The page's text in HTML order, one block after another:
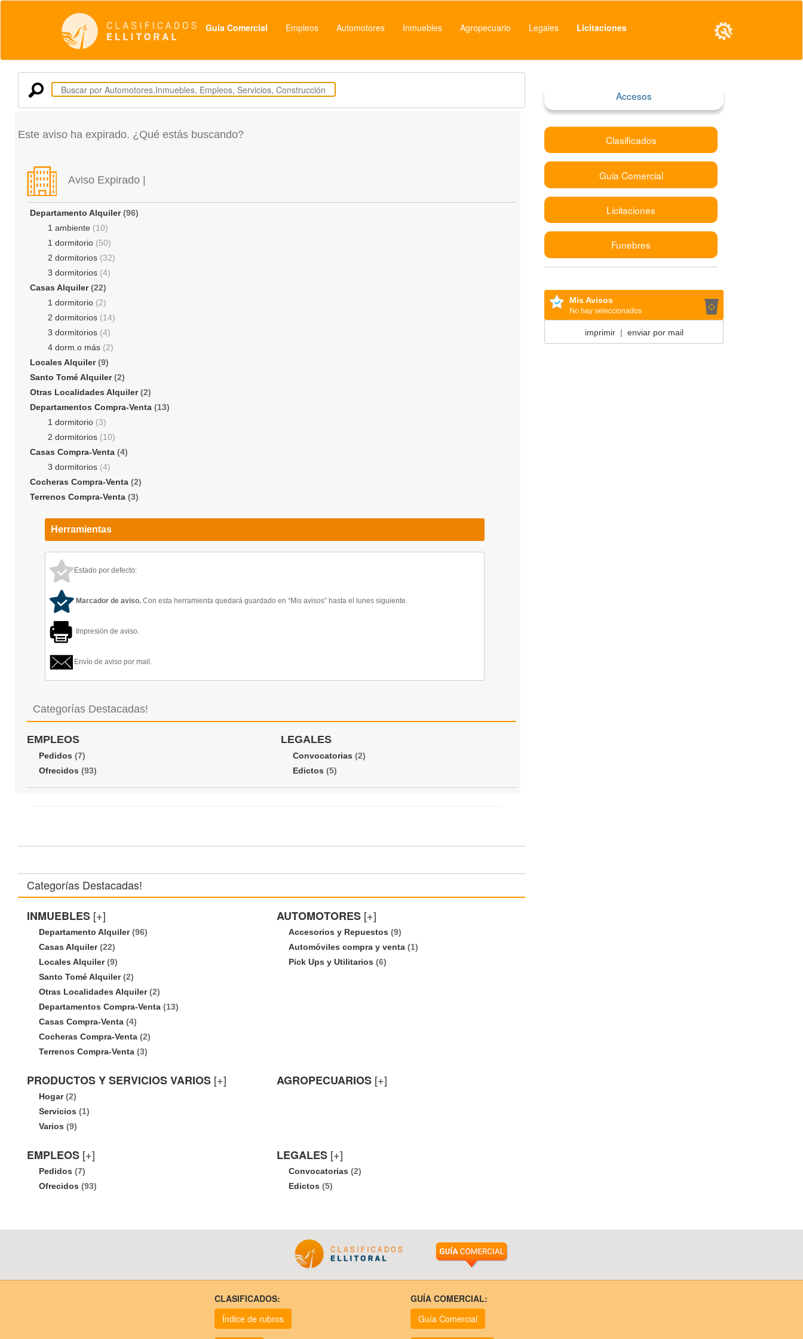
Guía Comercial Empleos Automotores Inmuebles Agropecuario Legales Licitaciones
Este aviso ha expirado. ¿Qué estás buscando?
Aviso Expirado |
Departamento Alquiler(96)
1 ambiente (10)
1 dormitorio (50)
2 dormitorios (32)
3 dormitorios (4)
Casas Alquiler(22)
1 dormitorio (2)
2 dormitorios (14)
3 dormitorios (4)
4 dorm.o más (2)
Locales Alquiler(9)
Santo Tomé Alquiler(2)
Otras Localidades Alquiler(2)
Departamentos Compra-Venta (13)
1 dormitorio (3)
2 dormitorios (10)
Casas Compra-Venta (4)
3 dormitorios (4)
Cocheras Compra-Venta (2)
Terrenos Compra-Venta (3)
Herramientas
Estado por defecto:
Marcador de aviso. Con esta herramienta quedará guardado en “Mis avisos” hasta el lunes siguiente.
Impresión de aviso.
Envío de aviso por mail.
Categorías Destacadas!
EMPLEOS
Pedidos (7)
Ofrecidos (93)
LEGALES
Convocatorias (2)
Edictos (5)
Categorías Destacadas!
INMUEBLES [+]
Departamento Alquiler(96)
Casas Alquiler(22)
Locales Alquiler(9)
Santo Tomé Alquiler(2)
Otras Localidades Alquiler(2)
Departamentos Compra-Venta (13)
Casas Compra-Venta (4)
Cocheras Compra-Venta (2)
Terrenos Compra-Venta (3)
AUTOMOTORES [+]
Accesorios y Repuestos (9)
Automóviles compra y venta (1)
Pick Ups y Utilitarios (6)
PRODUCTOS Y SERVICIOS VARIOS [+]
Hogar(2)
Servicios (1)
Varios (9)
AGROPECUARIOS [+]
EMPLEOS [+]
Pedidos (7)
Ofrecidos (93)
LEGALES [+]
Convocatorias (2)
Edictos (5)
Accesos
Clasificados
Guia Comercial
Licitaciones
Funebres
Mis Avisos
No hay seleccionados
imprimir| enviar por mail
CLASIFICADOS:
Índice de rubros
GUÍA COMERCIAL:
Guía Comercial